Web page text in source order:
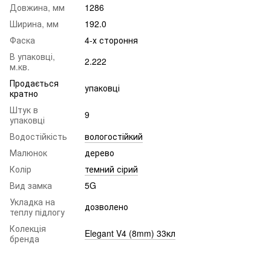
Довжина, мм
1286
Ширина, мм
192.0
Фаска
4-х стороння
В упаковці,
м.кв.
2.222
Продається
кратно
упаковці
Штук в
упаковці
9
Водостійкість
вологостійкий
Малюнок
дерево
Колір
темний сірий
Вид замка
5G
Укладка на
теплу підлогу
дозволено
Колекція
бренда
Elegant V4 (8mm) 33кл